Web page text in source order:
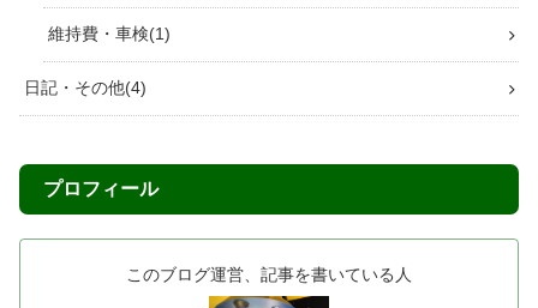
維持費・車検 1
日記・その他 4
プロフィール
このブログ運営、記事を書いている人